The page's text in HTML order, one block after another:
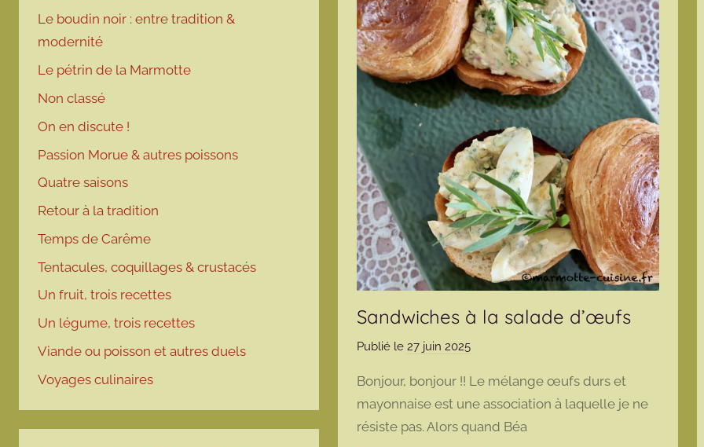
Sandwiches à la salade d’œufs
Publié le 27 juin 2025p
r
m
a
Bonjour, bonjour !! Le mélange œufs durs et
mayonnaise est une association à laquelle je ne
résiste pas. Alors quand Béa
Le boudin noir : entre tradition &
modernité
Le pétrin de la Marmotte
Non classé
On en discute !
Passion Morue & autres poissons
Quatre saisons
Retour à la tradition
Temps de Carême
Tentacules, coquillages & crustacés
Un fruit, trois recettes
Un légume, trois recettes
Viande ou poisson et autres duels
Voyages culinaires